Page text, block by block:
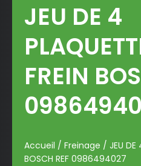
JEU DE 4
FREIN
Accueil / Freinage / JEU DE
BOSCH REF 0986494027